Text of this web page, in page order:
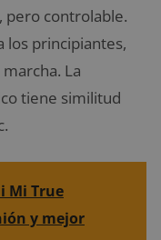
pero controlable.
los principiantes,
La
tiene similitud
Mi True
y mejor